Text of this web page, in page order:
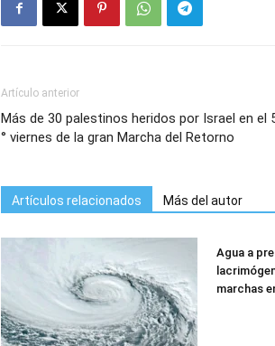
Artículo anterior
Más de 30 palestinos heridos por Israel en el
° viernes de la gran Marcha del Retorno
Artículos relacionados Más del autor
Agua a
marchas